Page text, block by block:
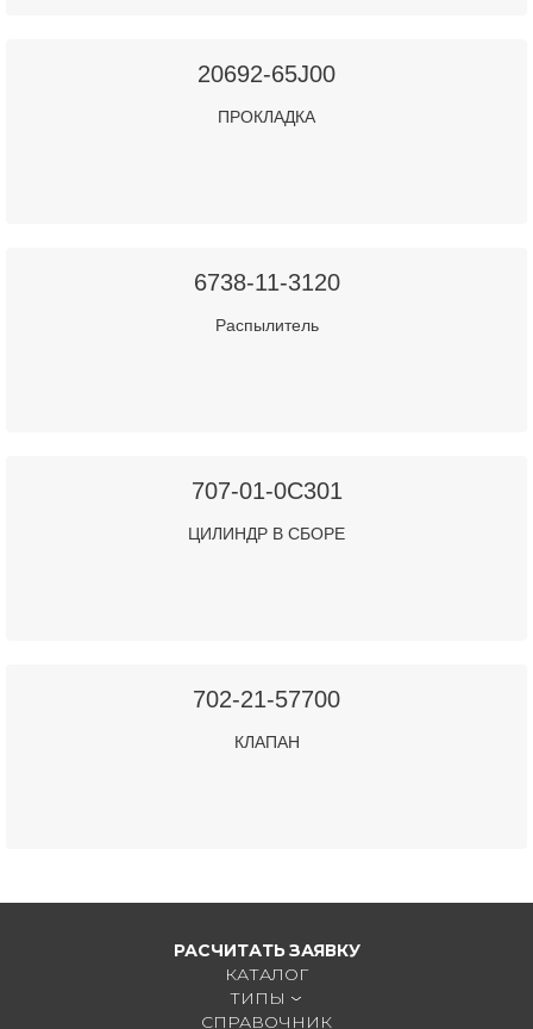
20692-65J00
ПРОКЛАДКА
6738-11-3120
Распылитель
707-01-0C301
ЦИЛИНДР В СБОРЕ
702-21-57700
КЛАПАН
РАСЧИТАТЬ ЗАЯВКУ
КАТАЛОГ
ТИПЫ
СПРАВОЧНИК